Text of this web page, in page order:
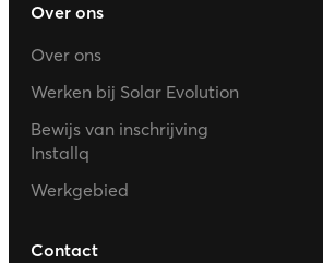
Over ons
Over ons
Werken bij Solar Evolution
Bewijs van inschrijving
Installq
Werkgebied
Contact